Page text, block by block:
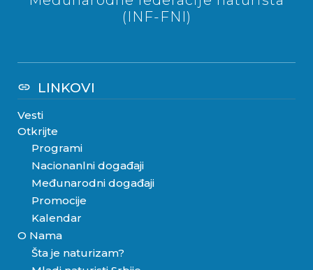
(INF-FNI)
link LINKOVI
Vesti
Otkrijte
Programi
Nacionanlni događaji
Međunarodni događaji
Promocije
Kalendar
O Nama
Šta je naturizam?